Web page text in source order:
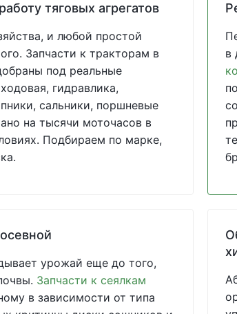
тяговых агрегатов
и любой простой
Запчасти к тракторам в
под реальные
гидравлика,
сальники, поршневые
на тысячи моточасов в
Подбираем по марке,
в
урожай еще до того,
Запчасти к сеялкам
в зависимости от типа